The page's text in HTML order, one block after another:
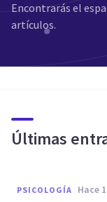
Encontrarás el
artículos.
Últimas
PSICOLOGÍA hace